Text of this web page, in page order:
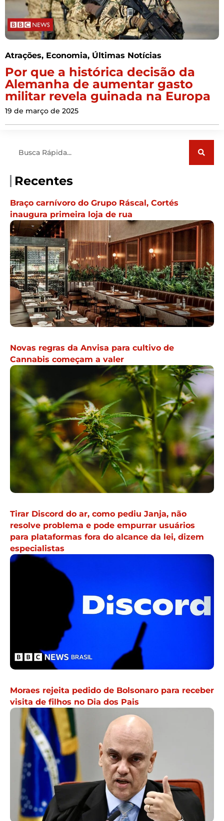
Atrações, Economia, Últimas Notícias
Por que a histórica decisão da
Alemanha de aumentar gasto
militar revela guinada na Europa
19 de março de 2025
Recentes
Braço carnívoro do Grupo Ráscal, Cortés
inaugura primeira loja de rua
Novas regras da Anvisa para cultivo de
Cannabis começam a valer
Tirar Discord do ar, como pediu Janja, não
resolve problema e pode empurrar usuários
para plataformas fora do alcance da lei, dizem
especialistas
Moraes rejeita pedido de Bolsonaro para receber
visita de filhos no Dia dos Pais